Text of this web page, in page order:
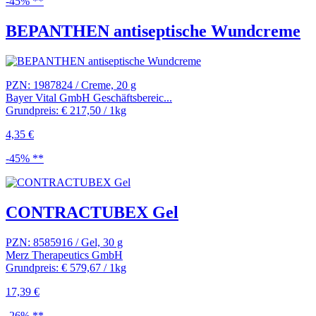
BEPANTHEN antiseptische Wundcreme
PZN: 1987824 / Creme, 20 g
Bayer Vital GmbH Geschäftsbereic...
Grundpreis: € 217,50 / 1kg
4,35 €
-45% **
CONTRACTUBEX Gel
PZN: 8585916 / Gel, 30 g
Merz Therapeutics GmbH
Grundpreis: € 579,67 / 1kg
17,39 €